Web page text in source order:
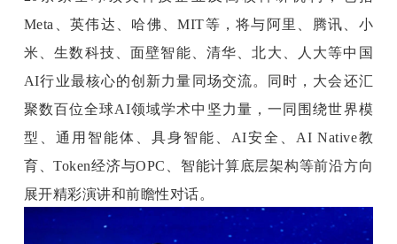
Meta、英伟达、哈佛、MIT等，将与阿里、腾讯、小
米、生数科技、面壁智能、清华、北大、人大等中国
AI行业最核心的创新力量同场交流。同时，大会还汇
聚数百位全球AI领域学术中坚力量，一同围绕世界模
型、通用智能体、具身智能、AI安全、AI Native教
育、Token经济与OPC、智能计算底层架构等前沿方向
展开精彩演讲和前瞻性对话。